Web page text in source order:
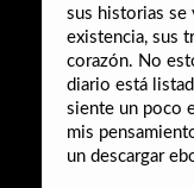
sus historias
existencia, sus
corazón. No
diario está
siente un poco
mis
un descargar